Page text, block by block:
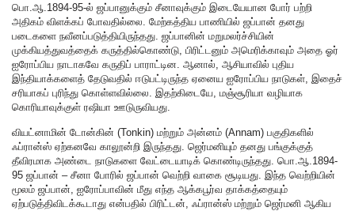
பொ.ஆ.1894-95-ல் ஜப்பானுக்கும் சீனாவுக்கும் இடையேயான போர் பற்றி
அதிகம் விளக்கப் போவதில்லை. மேற்கத்திய பாணியில் ஜப்பான் தனது
படைகளை நவீனப்படுத்தியிருந்தது. ஜப்பானின் மறுமலர்ச்சியின்
முக்கியத்துவத்தைக் கருத்தில்கொண்டு, பிரிட்டனும் அமெரிக்காவும் அதை ஓர்
ஐரோப்பிய நாடாகவே கருதிப் பாராட்டின. ஆனால், ஆசியாவில் புதிய
இந்தியாக்களைத் தேடுவதில் ஈடுபட்டிருந்த ஏனைய ஐரோப்பிய நாடுகள், இதைச்
சரியாகப் புரிந்து கொள்ளவில்லை. இதற்கிடையே, மஞ்சூரியா வழியாக
கொரியாவுக்குள் ரஷியா ஊடுருவியது.
வியட்னாமின் டோன்கின் (Tonkin) மற்றும் அன்னம் (Annam) பகுதிகளில்
ஃப்ரான்ஸ் ஏற்கனவே காலூன்றி இருந்தது. ஜெர்மனியும் தனது பங்குக்குத்
தீவிரமாக அண்டை நாடுகளை வேட்டையாடிக் கொண்டிருந்தது. பொ.ஆ.1894-
95 ஜப்பான் – சீனா போரில் ஜப்பான் வெற்றி வாகை சூடியது. இந்த வெற்றியின்
மூலம் ஜப்பான், ஐரோப்பாவின் மீது எந்த ஆக்கபூர்வ தாக்கத்தையும்
ஏற்படுத்திவிடக்கூடாது என்பதில் பிரிட்டன், ஃப்ரான்ஸ் மற்றும் ஜெர்மனி ஆகிய